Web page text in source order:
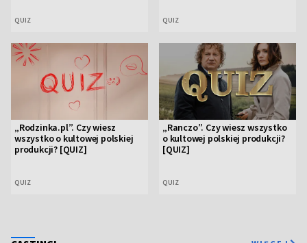
QUIZ QUIZ
„Rodzinka.pl”. Czy wiesz
wszystko o kultowej polskiej
produkcji? [QUIZ]
QUIZ
„Ranczo”. Czy wiesz wszystko
o kultowej polskiej produkcji?
[QUIZ]
QUIZ